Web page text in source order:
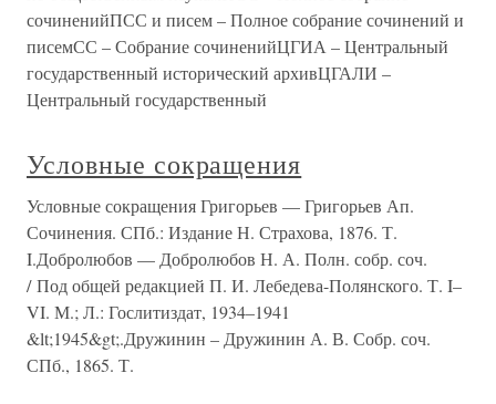
сочиненийПСС и писем – Полное собрание сочинений и
писемСС – Собрание сочиненийЦГИА – Центральный
государственный исторический архивЦГАЛИ –
Центральный государственный
Условные сокращения
Условные сокращения Григорьев — Григорьев Ап.
Сочинения. СПб.: Издание Н. Страхова, 1876. Т.
I.Добролюбов — Добролюбов Н. А. Полн. собр. соч.
/ Под общей редакцией П. И. Лебедева-Полянского. Т. I–
VI. М.; Л.: Гослитиздат, 1934–1941
&lt;1945&gt;.Дружинин – Дружинин А. В. Собр. соч.
СПб., 1865. Т.